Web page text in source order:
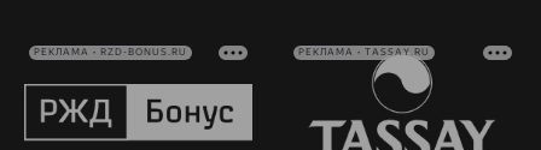
РЕКЛАМА • RZD-BONUS.RU РЕКЛАМА • TASSAY.RU